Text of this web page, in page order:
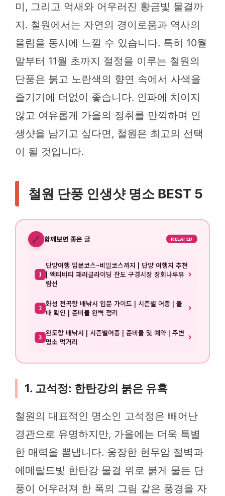
미, 그리고 억새와 어우러진 황금빛 물결까
지. 철원에서는 자연의 경이로움과 역사의
울림을 동시에 느낄 수 있습니다. 특히 10월
말부터 11월 초까지 절정을 이루는 철원의
단풍은 붉고 노란색의 향연 속에서 사색을
즐기기에 더없이 좋습니다. 인파에 치이지
않고 여유롭게 가을의 정취를 만끽하며 인
생샷을 남기고 싶다면, 철원은 최고의 선택
이 될 것입니다.
철원 단풍 인생샷 명소 BEST 5
🔗 함께보면 좋은 글 RELATED
1
단양여행 입문코스~비밀코스까지 | 단양 여행지 추천
| 액티비티 패러글라이딩 잔도 구경시장 장회나루유
람선
2 화성 전곡항 배낚시 입문 가이드 | 시즌별 어종 | 물
때 확인 | 준비물 완벽 정리
3 완도항 배낚시 | 시즌별어종 | 준비물 및 예약 | 주변
명소 먹거리
1. 고석정: 한탄강의 붉은 유혹
철원의 대표적인 명소인 고석정은 빼어난
경관으로 유명하지만, 가을에는 더욱 특별
한 매력을 뽐냅니다. 웅장한 현무암 절벽과
에메랄드빛 한탄강 물결 위로 붉게 물든 단
풍이 어우러져 한 폭의 그림 같은 풍경을 자